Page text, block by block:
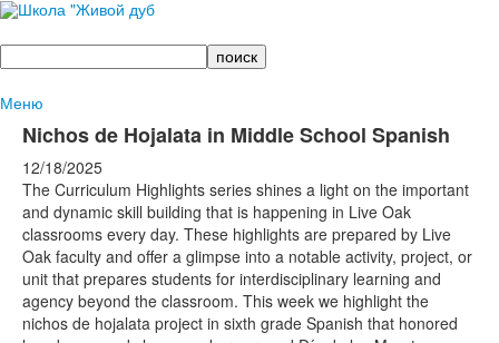
Поиск
Меню
Nichos de Hojalata in Middle School Spanish
12/18/2025
The Curriculum Highlights series shines a light on the important
and dynamic skill building that is happening in Live Oak
classrooms every day. These highlights are prepared by Live
Oak faculty and offer a glimpse into a notable activity, project, or
unit that prepares students for interdisciplinary learning and
agency beyond the classroom. This week we highlight the
nichos de hojalata project in sixth grade Spanish that honored